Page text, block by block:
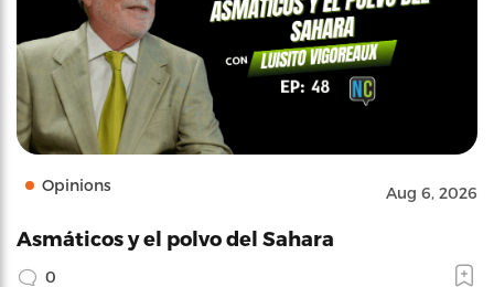
Opinions Aug 6, 2026
Asmáticos y el polvo del Sahara
0